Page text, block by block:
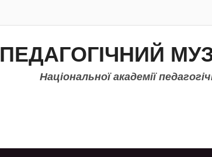
ПЕДАГОГІЧНИЙ
Національної академії